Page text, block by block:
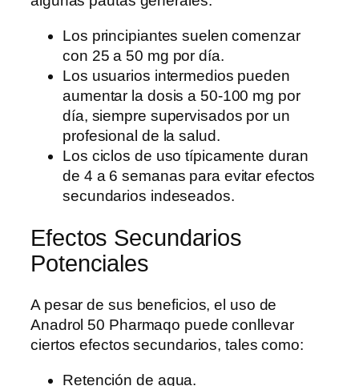
Los principiantes suelen comenzar
con 25 a 50 mg por día.
Los usuarios intermedios pueden
aumentar la dosis a 50-100 mg por
día, siempre supervisados por un
profesional de la salud.
Los ciclos de uso típicamente duran
de 4 a 6 semanas para evitar efectos
secundarios indeseados.
Efectos Secundarios
Potenciales
A pesar de sus beneficios, el uso de
Anadrol 50 Pharmaqo puede conllevar
ciertos efectos secundarios, tales como:
Retención de agua.